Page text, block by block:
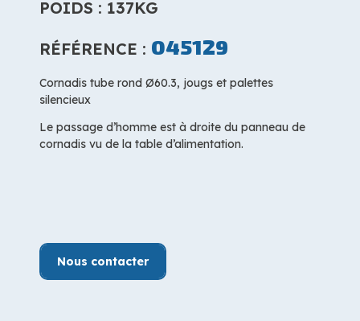
POIDS : 137KG
RÉFÉRENCE : 045129
Cornadis tube rond Ø60.3, jougs et palettes
silencieux
Le passage d’homme est à droite du panneau de
cornadis vu de la table d’alimentation.
Nous contacter